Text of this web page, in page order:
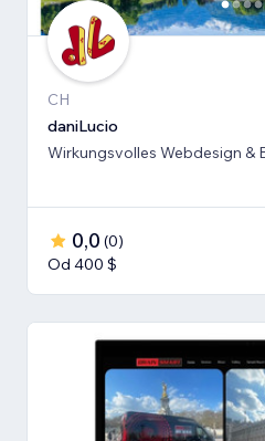
CH
daniLucio
Wirkungsvolles Webdesign &
0,0 (0)
Od 400 $